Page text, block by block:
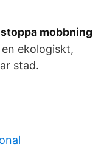
mobbning
ekologiskt,
stad.